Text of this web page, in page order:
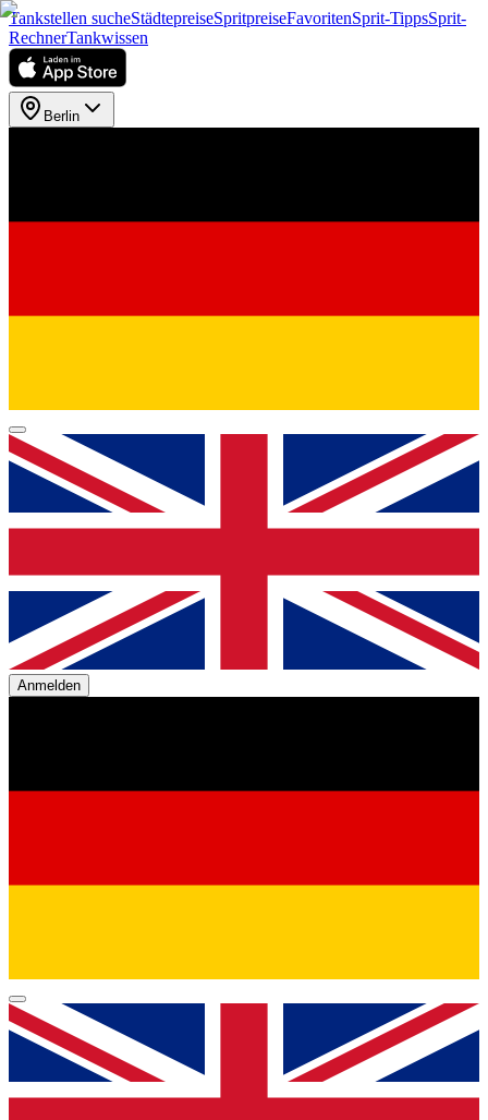
Tankstellen sucheStädtepreiseSpritpreiseFavoritenSprit-TippsSprit-
RechnerTankwissen
Berlin
Anmelden